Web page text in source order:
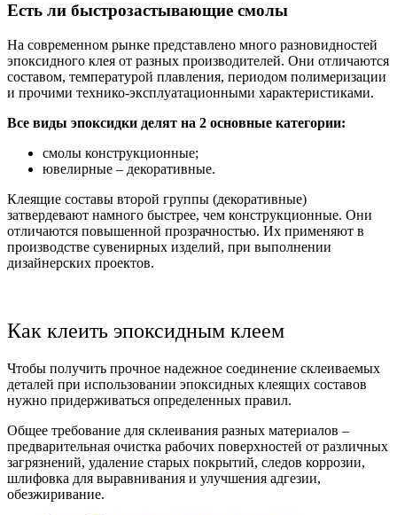
Есть ли быстрозастывающие смолы
На современном рынке представлено много разновидностей
эпоксидного клея от разных производителей. Они отличаются
составом, температурой плавления, периодом полимеризации
и прочими технико-эксплуатационными характеристиками.
Все виды эпоксидки делят на 2 основные категории:
смолы конструкционные;
ювелирные – декоративные.
Клеящие составы второй группы (декоративные)
затвердевают намного быстрее, чем конструкционные. Они
отличаются повышенной прозрачностью. Их применяют в
производстве сувенирных изделий, при выполнении
дизайнерских проектов.
Как клеить эпоксидным клеем
Чтобы получить прочное надежное соединение склеиваемых
деталей при использовании эпоксидных клеящих составов
нужно придерживаться определенных правил.
Общее требование для склеивания разных материалов –
предварительная очистка рабочих поверхностей от различных
загрязнений, удаление старых покрытий, следов коррозии,
шлифовка для выравнивания и улучшения адгезии,
обезжиривание.